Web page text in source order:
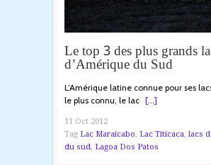
Le top 3 des plus grands
d’Amérique du Sud
L’Amérique latine connue pour ses
le plus connu, le lac [...]
11 Oct 2012
Tag Lac Maraicabo Lac Titicaca lacs
du sud
Lagoa Dos Patos